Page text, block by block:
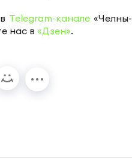
Telegram-канале «Челны-
нас в «Дзен».